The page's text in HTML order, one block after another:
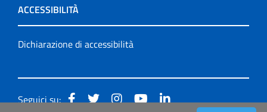
ACCESSIBILITÀ
Dichiarazione di accessibilità
Seguici su: